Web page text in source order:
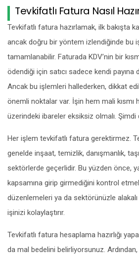
Tevkifatlı Fatura Nasıl
Tevkifatlı fatura hazırlamak, ilk bakışta
ancak doğru bir yöntem izlendiğinde bu
tamamlanabilir. Faturada KDV’nin bir
ödendiği için satıcı sadece kendi payına
Ancak bu işlemleri hallederken, dikkat
önemli noktalar var. İşin hem mali kısmı
üzerindeki ibareler eksiksiz olmalı. Şimdi
Her işlem tevkifatlı fatura gerektirmez.
genelde inşaat, temizlik, danışmanlık,
sektörlerde geçerlidir. Bu yüzden önce,
kapsamına girip girmediğini kontrol
düzenlemeleri ya da sektörünüzle
işinizi kolaylaştırır.
Tevkifatlı fatura hesaplama hazırlığı
da mal bedelini belirliyorsunuz.